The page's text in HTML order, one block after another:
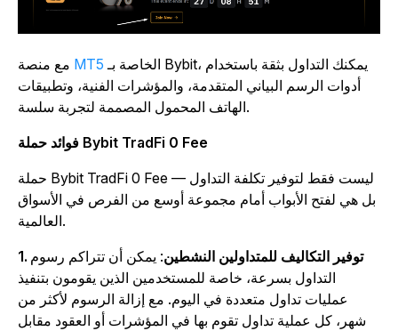
مع منصةMT5الخاصة بـ Bybit، يمكنك التداول بثقة باستخدام
أدوات الرسم البياني المتقدمة، والمؤشرات الفنية، وتطبيقات
فوائد حملة Bybit TradFi 0 Fee
حملة Bybit TradFi 0 Fee ليست فقط لتوفير تكلفة التداول —
بل هي لفتح الأبواب أمام مجموعة أوسع من الفرص في الأسواق
1. توفير التكاليف للمتداولين النشطين: يمكن أن تتراكم رسوم
التداول بسرعة، خاصة للمستخدمين الذين يقومون بتنفيذ
عمليات تداول متعددة في اليوم. مع إزالة الرسوم لأكثر من
شهر، كل عملية تداول تقوم بها في المؤشرات أو العقود مقابل